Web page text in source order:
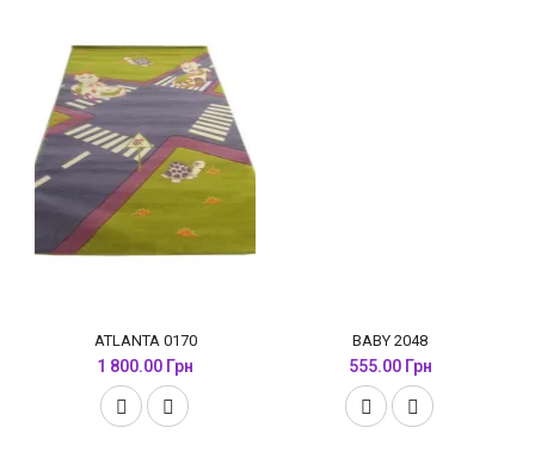
ATLANTA 0170
1 800.00 Грн
BABY 2048
555.00 Грн